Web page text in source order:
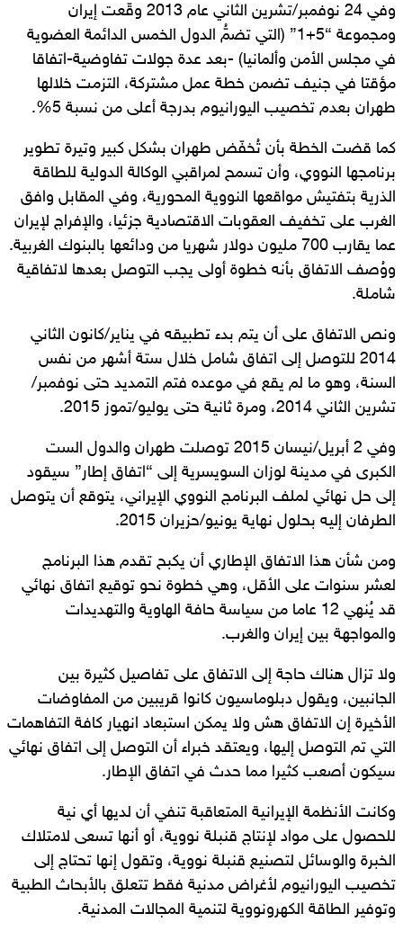
وفي 24 نوفمبر/تشرين الثاني عام 2013 وقّعت إيران
ومجموعة “5+1” (التي تضمُّ الدول الخمس الدائمة العضوية
في مجلس الأمن وألمانيا) -بعد عدة جولات تفاوضية-اتفاقا
مؤقتا في جنيف تضمن خطة عمل مشتركة، التزمت خلالها
طهران بعدم تخصيب اليورانيوم بدرجة أعلى من نسبة 5%.
كما قضت الخطة بأن تُخفّض طهران بشكل كبير وتيرة تطوير
برنامجها النووي، وأن تسمح لمراقبي الوكالة الدولية للطاقة
الذرية بتفتيش مواقعها النووية المحورية، وفي المقابل وافق
الغرب على تخفيف العقوبات الاقتصادية جزئيا، والإفراج لإيران
عما يقارب 700 مليون دولار شهريا من ودائعها بالبنوك الغربية.
ووُصف الاتفاق بأنه خطوة أولى يجب التوصل بعدها لاتفاقية
شاملة.
ونص الاتفاق على أن يتم بدء تطبيقه في يناير/كانون الثاني
2014 للتوصل إلى اتفاق شامل خلال ستة أشهر من نفس
السنة، وهو ما لم يقع في موعده فتم التمديد حتى نوفمبر/
تشرين الثاني 2014، ومرة ثانية حتى يوليو/تموز 2015.
وفي 2 أبريل/نيسان 2015 توصلت طهران والدول الست
الكبرى في مدينة لوزان السويسرية إلى “اتفاق إطار” سيقود
إلى حل نهائي لملف البرنامج النووي الإيراني، يتوقع أن يتوصل
الطرفان إليه بحلول نهاية يونيو/حزيران 2015.
ومن شأن هذا الاتفاق الإطاري أن يكبح تقدم هذا البرنامج
لعشر سنوات على الأقل، وهي خطوة نحو توقيع اتفاق نهائي
قد يُنهي 12 عاما من سياسة حافة الهاوية والتهديدات
والمواجهة بين إيران والغرب.
ولا تزال هناك حاجة إلى الاتفاق على تفاصيل كثيرة بين
الجانبين، ويقول دبلوماسيون كانوا قريبين من المفاوضات
الأخيرة إن الاتفاق هش ولا يمكن استبعاد انهيار كافة التفاهمات
التي تم التوصل إليها، ويعتقد خبراء أن التوصل إلى اتفاق نهائي
سيكون أصعب كثيرا مما حدث في اتفاق الإطار.
وكانت الأنظمة الإيرانية المتعاقبة تنفي أن لديها أي نية
للحصول على مواد لإنتاج قنبلة نووية، أو أنها تسعى لامتلاك
الخبرة والوسائل لتصنيع قنبلة نووية، وتقول إنها تحتاج إلى
تخصيب اليورانيوم لأغراض مدنية فقط تتعلق بالأبحاث الطبية
وتوفير الطاقة الكهرونووية لتنمية المجالات المدنية.